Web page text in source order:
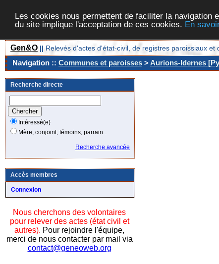
Les cookies nous permettent de faciliter la navigation
du site implique l'acceptation de ces cookies. En
Gen&O || Relevés d'actes d'état-civil, de registres paroissiaux
Navigation :: Communes et paroisses >Aurions-Idernes
Recherche directe
Intéressé(e)
Mère, conjoint, témoins, parrain...
Recherche avancée
Accès membres
Connexion
Nous cherchons des volontaires
pour relever des actes (état civil et
autres). Pour rejoindre l'équipe,
merci de nous contacter par mail via
contact@geneoweb.org